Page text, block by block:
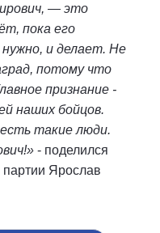
— это
пока его
и делает. Не
потому что
признание -
наших бойцов.
такие люди.
- поделился
партии Ярослав